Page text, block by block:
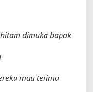
dimuka bapak
mau terima